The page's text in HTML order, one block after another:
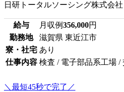
日研トータルソーシング株式会社
給与 月収例356,000円
勤務地
滋賀県 東近江市
寮・社宅 あり
仕事内容 検査 / 電子部品系工場 /
＼最短45秒で完了／